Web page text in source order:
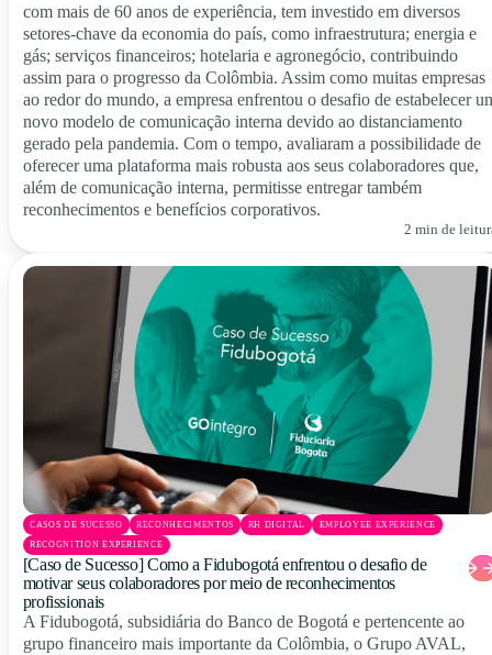
com mais de 60 anos de experiência, tem investido em diversos
setores-chave da economia do país, como infraestrutura; energia e
gás; serviços financeiros; hotelaria e agronegócio, contribuindo
assim para o progresso da Colômbia. Assim como muitas empresas
ao redor do mundo, a empresa enfrentou o desafio de estabelecer
novo modelo de comunicação interna devido ao distanciamento
gerado pela pandemia. Com o tempo, avaliaram a possibilidade de
oferecer uma plataforma mais robusta aos seus colaboradores que,
além de comunicação interna, permitisse entregar também
reconhecimentos e benefícios corporativos.
2 min de
CASOS DE SUCESSO RECONHECIMENTOS RH DIGITAL EMPLOYEE EXPERIENCE
RECOGNITION EXPERIENCE
[Caso de Sucesso] Como a Fidubogotá enfrentou o desafio de
motivar seus colaboradores por meio de reconhecimentos
profissionais
A Fidubogotá, subsidiária do Banco de Bogotá e pertencente ao
grupo financeiro mais importante da Colômbia, o Grupo AVAL,